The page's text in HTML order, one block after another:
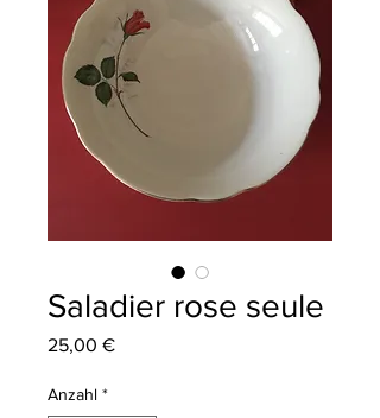
Saladier rose seule
25,00 €Preis
Anzahl *